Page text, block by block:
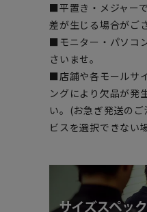
■平置き・メジャー
差が生じる場合がご
■モニター・パソコ
さいませ。
■店舗や各モールサ
ングにより欠品が発
い。(お急ぎ発送の
ビスを選択できない